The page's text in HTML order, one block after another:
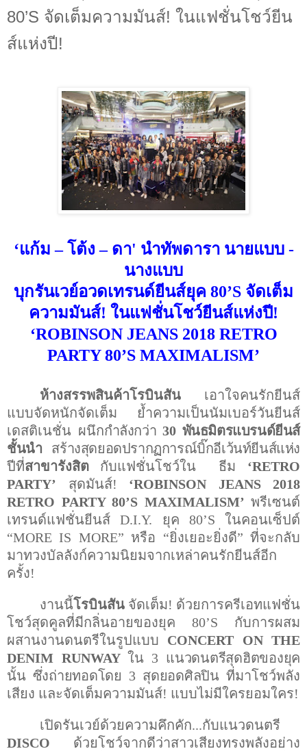
80’S จัดเต็มความมันส์! ในแฟชั่นโชว์ยีน
ส์แห่งปี!
‘แก้ม–โต้ง – ดา' นำทัพดารา นายแบบ -
นางแบบ
บุกรันเวย์อวดเทรนด์ยีนส์ยุค 80’S จัดเต็ม
ความมันส์! ในแฟชั่นโชว์ยีนส์แห่งปี!
‘ROBINSON JEANS 2018 RETRO
PARTY80’S MAXIMALISM’
ห้างสรรพสินค้าโรบินสัน เอาใจคนรักยีนส์
แบบจัดหนักจัดเต็ม
ย้ำความเป็นนัมเบอร์วันยีนส์
เดสติเนชั่น ผนึกกำลังกว่า30 พันธมิตรแบรนด์ยีนส์
ชั้นนำ สร้างสุดยอดปรากฏการณ์บิ๊กอีเว้นท์ยีนส์แห่ง
ปีที่สาขารังสิต กับแฟชั่นโชว์ใน ธีม ‘RETRO
PARTY’ สุดมันส์! ‘ROBINSON JEANS 2018
RETRO PARTY 80’S MAXIMALISM’ พรีเซนต์
เทรนด์แฟชั่นยีนส์ D.I.Y. ยุค 80’S
ในคอนเซ็ปต์
“MORE IS MORE” หรือ “ยิ่งเยอะยิ่งดี”ที่จะกลับ
มาทวงบัลลังก์ความนิยมจากเหล่าคนรักยีนส์อีก
ครั้ง!
งานนี้โรบินสัน จัดเต็ม! ด้วยการครีเอทแฟชั่น
โชว์สุดคูลที่มีกลิ่นอายของยุค 80’S กับการผสม
ผสานงานดนตรีในรูปแบบ CONCERT ON THE
DENIM RUNWAYใน 3 แนวดนตรีสุดฮิตของยุค
นั้น ซึ่งถ่ายทอดโดย 3 สุดยอดศิลปิน ที่มาโชว์พลัง
เสียง และจัดเต็มความมันส์! แบบไม่มีใครยอมใคร!
เปิดรันเวย์ด้วยความคึกคัก...กับแนวดนตรี
DISCO
ด้วยโชว์จากดีว่าสาวเสียงทรงพลังอย่าง